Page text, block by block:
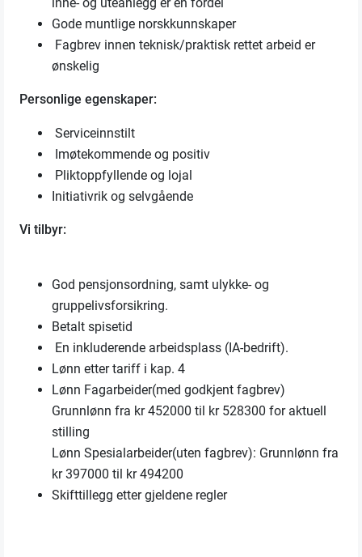
Gode muntlige norskkunnskaper
Fagbrev innen teknisk/praktisk rettet arbeid er
ønskelig
Personlige egenskaper:
Serviceinnstilt
Imøtekommende og positiv
Pliktoppfyllende og lojal
Initiativrik og selvgående
Vi tilbyr:
God pensjonsordning, samt ulykke- og
gruppelivsforsikring.
Betalt spisetid
En inkluderende arbeidsplass (IA-bedrift).
Lønn etter tariff i kap. 4
Lønn Fagarbeider(med godkjent fagbrev)
Grunnlønn fra kr 452000 til kr 528300 for aktuell
stilling
Lønn Spesialarbeider(uten fagbrev): Grunnlønn fra
kr 397000 til kr 494200
Skifttillegg etter gjeldene regler